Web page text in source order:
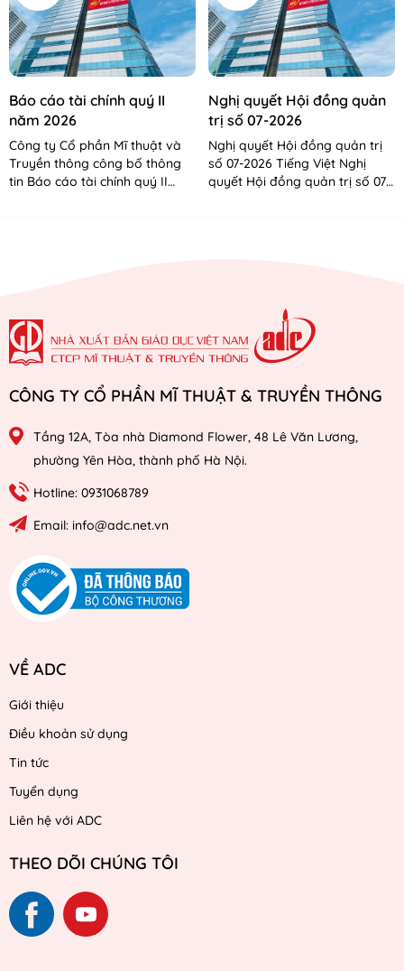
Báo cáo tài chính quý II
năm 2026
Công ty Cổ phần Mĩ thuật và
Truyền thông công bố thông
tin Báo cáo tài chính quý II
Nghị quyết Hội đồng quản
trị số 07-2026
Nghị quyết Hội đồng quản trị
số 07-2026 Tiếng Việt Nghị
quyết Hội đồng quản trị số 07-
CÔNG TY CỔ PHẦN MĨ THUẬT & TRUYỀN THÔNG
Tầng 12A, Tòa nhà Diamond Flower, 48 Lê Văn Lương,
phường Yên Hòa, thành phố Hà Nội.
Hotline: 0931068789
Email: info@adc.net.vn
VỀ ADC
Giới thiệu
Điều khoản sử dụng
Tin tức
Tuyển dụng
Liên hệ với ADC
THEO DÕI CHÚNG TÔI